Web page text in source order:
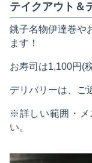
テイクアウト＆
銚子名物伊達巻や
ます！
お寿司は1,100円(
デリバリーは、ご
※詳しい範囲・メ
い。